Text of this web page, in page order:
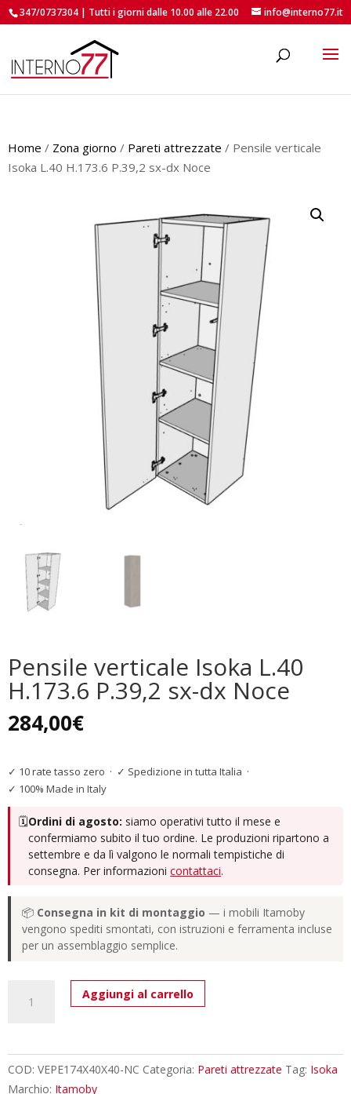
347/0737304 | Tutti i giorni dalle 10.00 alle 22.00 info@interno77.it
Home / Zona giorno / Pareti attrezzate / Pensile verticale
Isoka L.40 H.173.6 P.39,2 sx-dx Noce
Pensile verticale Isoka L.40
H.173.6 P.39,2 sx-dx Noce
284,00€
✓ 10 rate tasso zero · ✓ Spedizione in tutta Italia ·
✓ 100% Made in Italy
🗓️Ordini di agosto: siamo operativi tutto il mese e
confermiamo subito il tuo ordine. Le produzioni ripartono a
settembre e da lì valgono le normali tempistiche di
consegna. Per informazionicontattaci.
📦 Consegna in kit di montaggio — i mobili Itamoby
vengono spediti smontati, con istruzioni e ferramenta incluse
per un assemblaggio semplice.
verticale
H.173.6
P.39,2
Aggiungi al carrello
COD: VEPE174X40X40-NC Categoria: Pareti attrezzate Tag: Isoka
Marchio: Itamoby